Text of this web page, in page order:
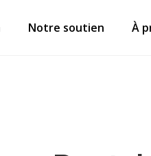
Notre soutien À